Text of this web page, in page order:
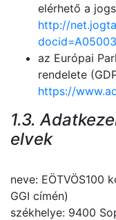
elérhető a
http://
az Európai
rendelete
https://
1.3.
elvek
neve: EÖTVÖS100
GGI címén)
székhelye: 9400